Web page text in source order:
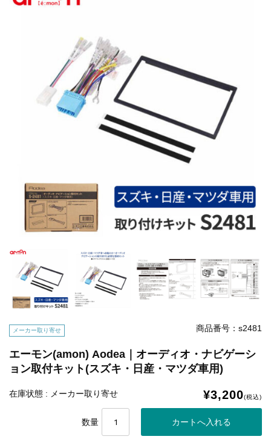
メーカー取り寄せ 商品番号：s2481
エーモン(amon) Aodea｜オーディオ・ナビゲーシ
ョン取付キット(スズキ・日産・マツダ車用)
在庫状態 : メーカー取り寄せ ¥3,200(税込)
数量